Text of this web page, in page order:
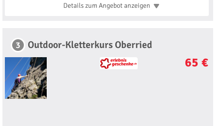
Details zum Angebotanzeigen
3 Outdoor-Kletterkurs Oberried
65 €